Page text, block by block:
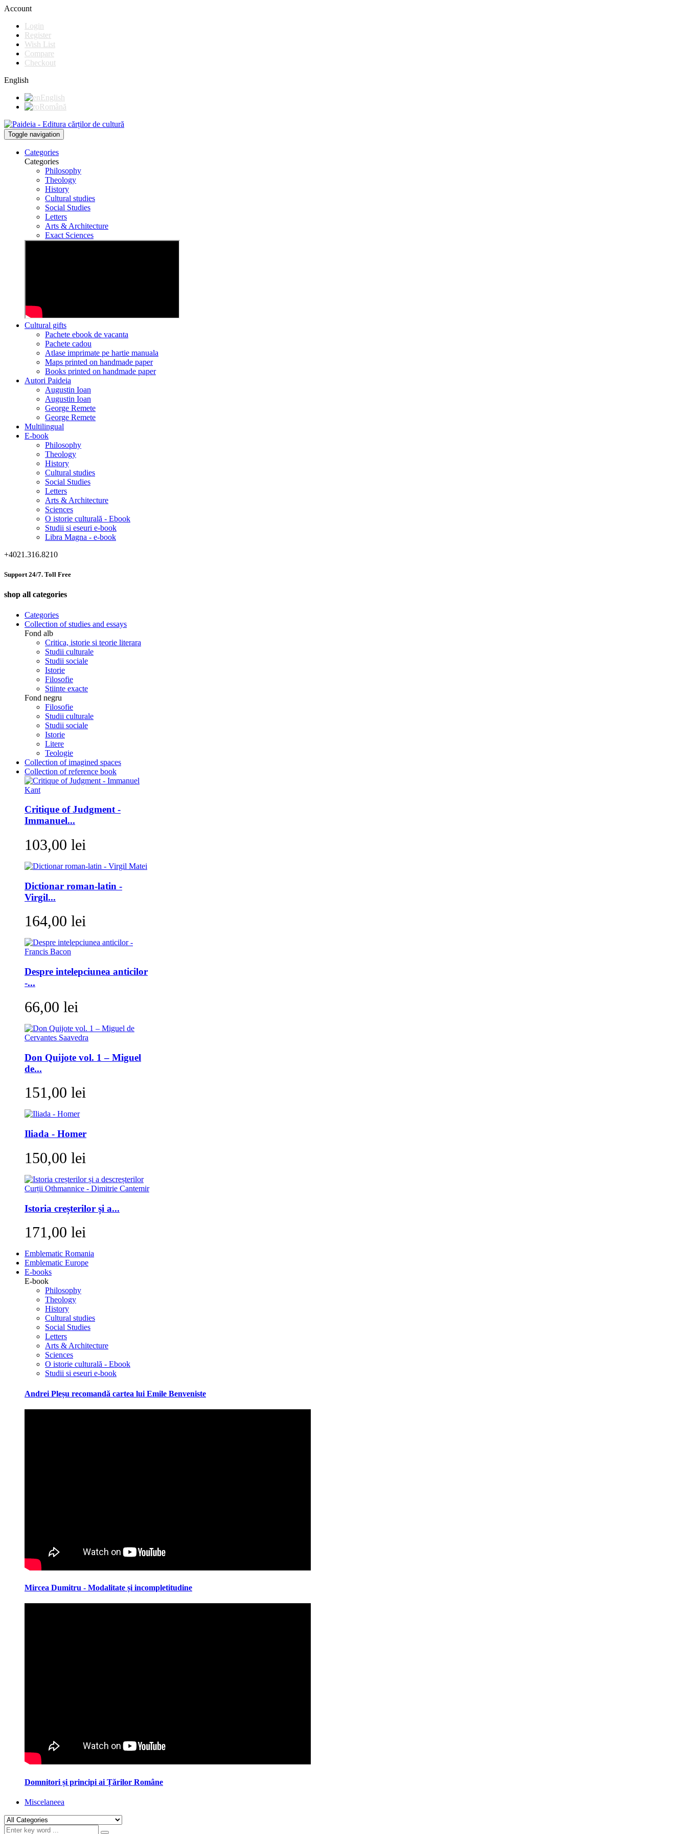
Account
Login
Register
Wish List
Compare
Checkout
English
English
Română
Toggle navigation
Categories
Categories
Philosophy
Theology
History
Cultural studies
Social Studies
Letters
Arts & Architecture
Exact Sciences
Cultural gifts
Pachete ebook de vacanta
Pachete cadou
Atlase imprimate pe hartie manuala
Maps printed on handmade paper
Books printed on handmade paper
Autori Paideia
Augustin Ioan
Augustin Ioan
George Remete
George Remete
Multilingual
E-book
Philosophy
Theology
History
Cultural studies
Social Studies
Letters
Arts & Architecture
Sciences
O istorie culturală - Ebook
Studii si eseuri e-book
Libra Magna - e-book
+4021.316.8210
Support 24/7. Toll Free
shop all categories
Categories
Collection of studies and essays
Fond alb
Critica, istorie si teorie literara
Studii culturale
Studii sociale
Istorie
Filosofie
Stiinte exacte
Fond negru
Filosofie
Studii culturale
Studii sociale
Istorie
Litere
Teologie
Collection of imagined spaces
Collection of reference book
Critique of Judgment -
Immanuel...
103,00 lei
Dictionar roman-latin -
Virgil...
164,00 lei
Despre intelepciunea anticilor
-...
66,00 lei
Don Quijote vol. 1 – Miguel
de...
151,00 lei
Iliada - Homer
150,00 lei
Istoria creșterilor și a...
171,00 lei
Emblematic Romania
Emblematic Europe
E-books
E-book
Philosophy
Theology
History
Cultural studies
Social Studies
Letters
Arts & Architecture
Sciences
O istorie culturală - Ebook
Studii si eseuri e-book
Andrei Pleșu recomandă cartea lui Emile Benveniste
Mircea Dumitru - Modalitate și incompletitudine
Domnitori și principi ai Țărilor Române
Miscelaneea